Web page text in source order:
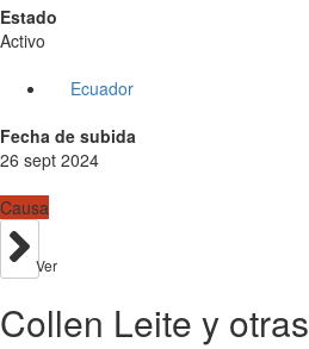
Estado
Activo
Ecuador
Fecha de subida
26 sept 2024
Causa
Ver
Collen Leite y otras